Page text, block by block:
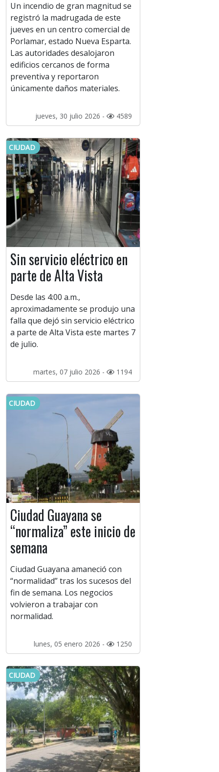
Un incendio de gran magnitud se
registró la madrugada de este
jueves en un centro comercial de
Porlamar, estado Nueva Esparta.
Las autoridades desalojaron
edificios cercanos de forma
preventiva y reportaron
únicamente daños materiales.
jueves, 30 julio 2026 - 4589
CIUDAD
Sin servicio eléctrico en
parte de Alta Vista
Desde las 4:00 a.m.,
aproximadamente se produjo una
falla que dejó sin servicio eléctrico
a parte de Alta Vista este martes 7
de julio.
martes, 07 julio 2026 - 1194
CIUDAD
Ciudad Guayana se
“normaliza” este inicio de
semana
Ciudad Guayana amaneció con
“normalidad” tras los sucesos del
fin de semana. Los negocios
volvieron a trabajar con
normalidad.
lunes, 05 enero 2026 - 1250
CIUDAD